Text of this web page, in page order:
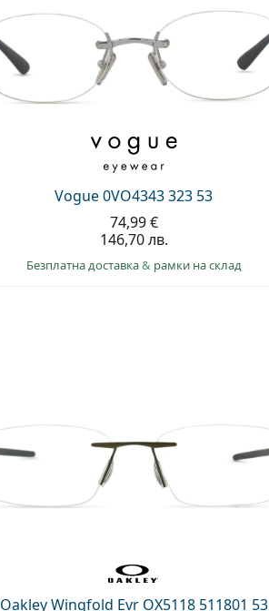
Vogue 0VO4343 323 53
74,99 €
146,70 лв.
Безплатна доставка& рамки на склад
Oakley Wingfold Evr OX5118 511801 53